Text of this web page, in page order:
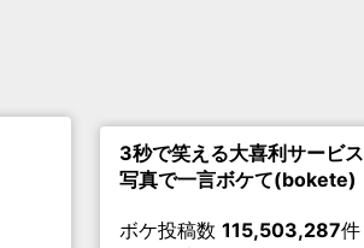
3秒で笑える大喜利サービス
写真で一言ボケて(bokete)
ボケ投稿数 115,503,287件